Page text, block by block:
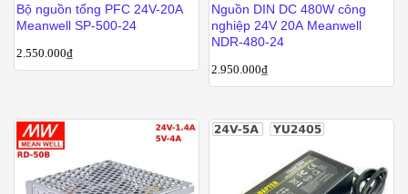
Bộ nguồn tổng PFC 24V-20A
Meanwell SP-500-24
2.550.000₫
Nguồn DIN DC 480W công
nghiệp 24V 20A Meanwell
NDR-480-24
2.950.000₫